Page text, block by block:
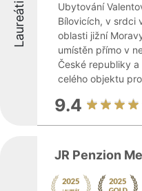
Laureáti
Ubytování
Bílovicích, v srdci
oblasti jižní
umístěn přímo v
České republiky
celého objektu
9.4
JR Penzion